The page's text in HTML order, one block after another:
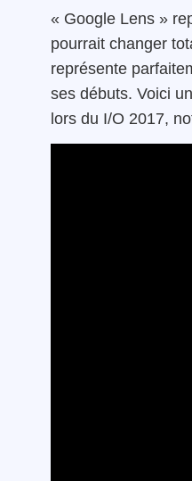
« Google Lens »
pourrait changer
représente
ses débuts. Voici
lors du I/O 2017,